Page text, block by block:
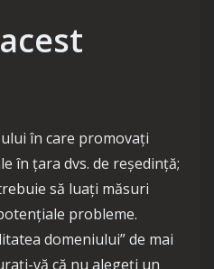
în care promovați
în țara dvs. de reședință;
să luați măsuri
probleme.
domeniului” de mai
vă că nu alegeți un